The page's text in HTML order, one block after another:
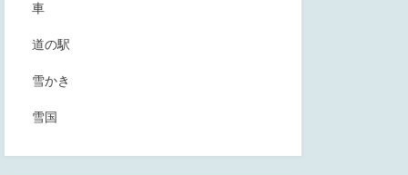
車
道の駅
雪かき
雪国